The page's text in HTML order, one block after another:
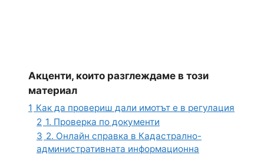
Акценти, които разглеждаме в този
материал
1 Как да провериш дали имотът е в регулация
2 1. Проверка по документи
3 2. Онлайн справка в Кадастрално-
административната информационна